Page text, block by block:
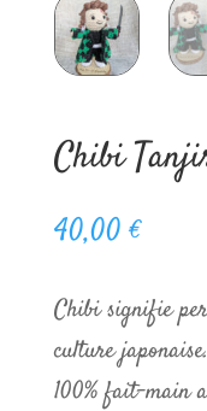
Chibi
40,00€
Chibi signifie
culture
100% fait-main